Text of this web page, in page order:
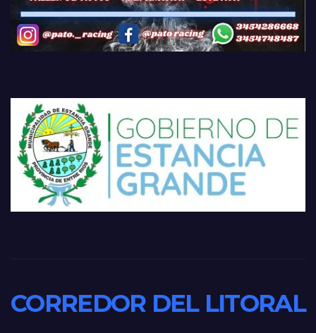
CORREDOR DEL LITORAL